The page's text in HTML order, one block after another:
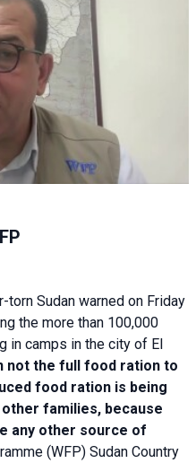
torn Sudan warned on Friday
the more than 100,000
in camps in the city of El
not the full food ration to
food ration is being
families, because
any other source of
(WFP) Sudan Country